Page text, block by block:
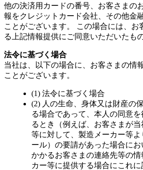
他の決済用カードの番号、お客さまの
報をクレジットカード会社、その他金
ことがございます。 この場合には、お
る上記情報提供にご同意いただいたも
法令に基づく場合
当社は、以下の場合に、お客さまの情
ことがございます。
(1) 法令に基づく場合
(2) 人の生命、身体又は財産の
る場合であって、本人の同意
るとき（例えば、お客さまが
等に対して、製造メーカー等
ール）の要請があった場合に
かかるお客さまの連絡先等の
カー等に提供する場合にこれに